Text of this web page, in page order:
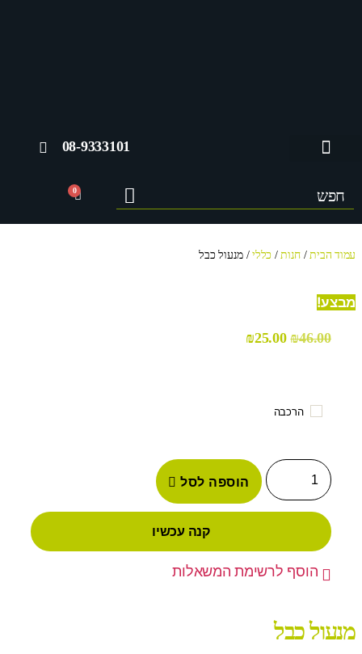
08-9333101
0
עמוד הבית/ חנות/ כללי/ מנעול כבל
מבצע!
₪46.00
₪25.00
הרכבה
הוספה לסל
קנה עכשיו
הוסף לרשימת המשאלות
מנעול כבל